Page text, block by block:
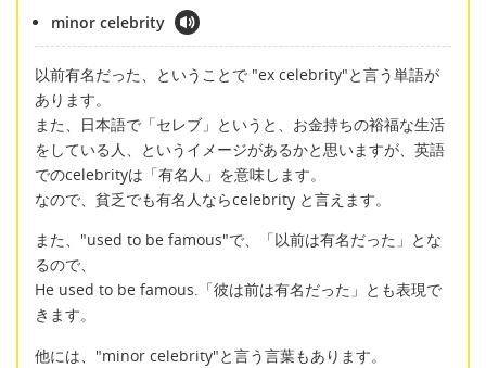
minor celebrity
以前有名だった、ということで "ex celebrity"と言う単語が
あります。
また、日本語で「セレブ」というと、お金持ちの裕福な生活
をしている人、というイメージがあるかと思いますが、英語
でのcelebrityは「有名人」を意味します。
なので、貧乏でも有名人ならcelebrity と言えます。
また、"used to be famous"で、「以前は有名だった」とな
るので、
He used to be famous.「彼は前は有名だった」とも表現で
きます。
他には、"minor celebrity"と言う言葉もあります。